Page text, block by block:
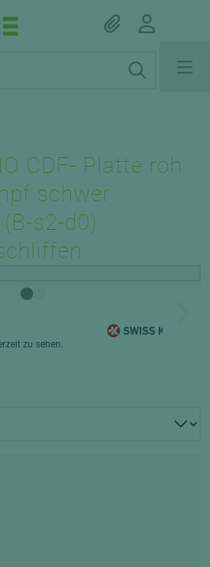
CDF- Platte roh
schwer
s2-d0)
zu sehen.